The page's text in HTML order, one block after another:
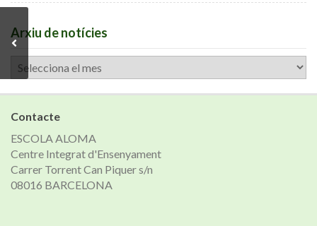
Arxiu de notícies
Arxiu
de
notícies
Contacte
ESCOLA ALOMA
Centre Integrat d'Ensenyament
Carrer Torrent Can Piquer s/n
08016 BARCELONA